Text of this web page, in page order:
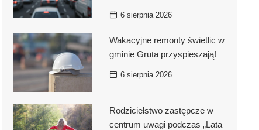
6 sierpnia 2026
Wakacyjne remonty świetlic w
gminie Gruta przyspieszają!
6 sierpnia 2026
Rodzicielstwo zastępcze w
centrum uwagi podczas „Lata